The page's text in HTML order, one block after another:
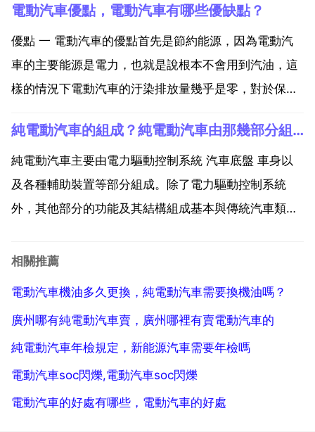
度一致性。最後，電動汽車的困難是目前蓄電池單位重
量儲存的能量太少，還因電動車的電池較貴，又沒形成
經濟規模，故...
電動汽車優點，電動汽車有哪些優缺點？
優點 一 電動汽車的優點首先是節約能源，因為電動汽
車的主要能源是電力，也就是說根本不會用到汽油，這
樣的情況下電動汽車的汙染排放量幾乎是零，對於保護
國 目前對於電動汽車政策方面有一些扶持，雖然力度已
經減小，但是起碼在一線城市的話，你會得到一些好
處。首先...
純電動汽車的組成？純電動汽車由那幾部分組成
純電動汽車主要由電力驅動控制系統 汽車底盤 車身以
及各種輔助裝置等部分組成。除了電力驅動控制系統
外，其他部分的功能及其結構組成基本與傳統汽車類
或省去。傳統內燃機汽車主要由發動機 底盤 車身 電氣
相關推薦
電動汽車機油多久更換，純電動汽車需要換機油嗎？
廣州哪有純電動汽車賣，廣州哪裡有賣電動汽車的
純電動汽車年檢規定，新能源汽車需要年檢嗎
電動汽車soc閃爍,電動汽車soc閃爍
電動汽車的好處有哪些，電動汽車的好處